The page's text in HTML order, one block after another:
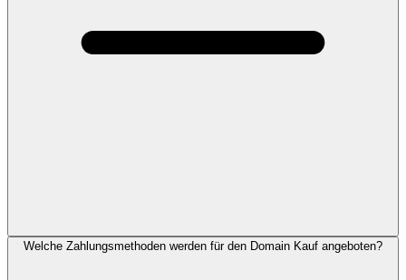
Welche Zahlungsmethoden werden für den Domain Kauf angeboten?